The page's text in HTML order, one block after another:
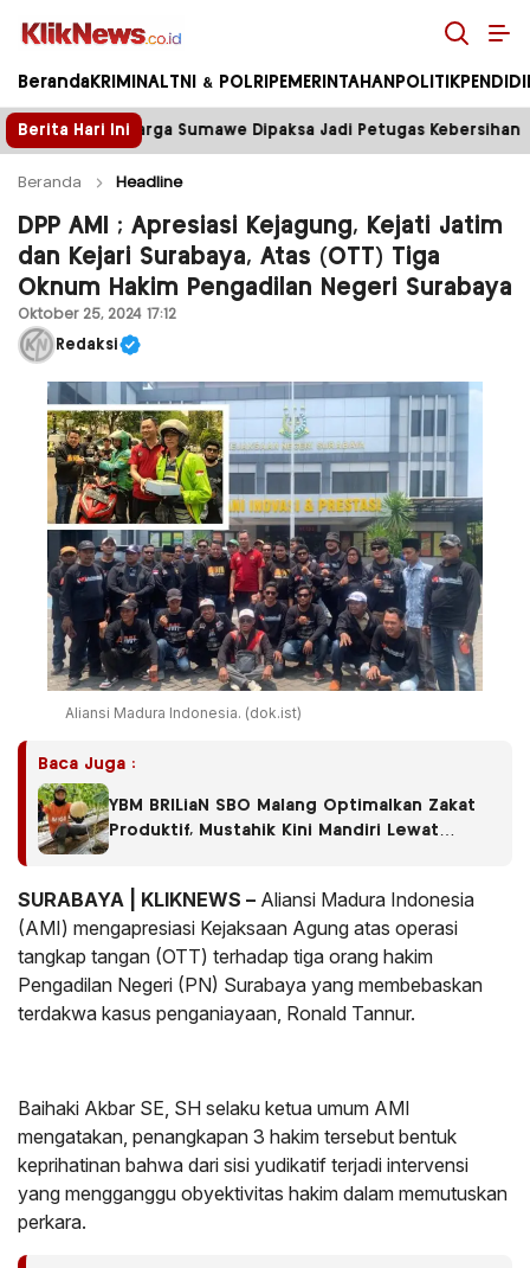
Kliknews.co.id
Beranda KRIMINAL TNI & POLRI PEMERINTAHAN POLITIK
Berita Hari Ini
Dipaksa Jadi Petugas Kebersihan Tower Disegel,
Beranda Headline
DPP AMI ; Apresiasi Kejagung, Kejati Jatim
dan Kejari Surabaya, Atas (OTT) Tiga
Oknum Hakim Pengadilan Negeri Surabaya
Oktober 25, 2024 17:12
Redaksi
Aliansi Madura Indonesia. (dok.ist)
Baca Juga :
YBM BRILiaN SBO Malang Optimalkan Zakat
Produktif, Mustahik Kini Mandiri Lewat
SURABAYA | KLIKNEWS – Aliansi Madura Indonesia
(AMI) mengapresiasi Kejaksaan Agung atas operasi
tangkap tangan (OTT) terhadap tiga orang hakim
Pengadilan Negeri (PN) Surabaya yang membebaskan
terdakwa kasus penganiayaan, Ronald Tannur.
Baihaki Akbar SE, SH selaku ketua umum AMI
mengatakan, penangkapan 3 hakim tersebut bentuk
keprihatinan bahwa dari sisi yudikatif terjadi intervensi
yang mengganggu obyektivitas hakim dalam memutuskan
perkara.